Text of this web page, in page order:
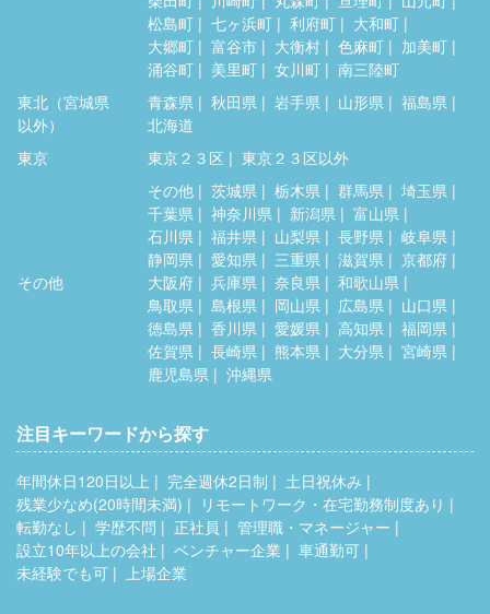
松島町
七ヶ浜町 利府町
大和町
大郷町
富谷市 大衡村 色麻町
加美町
涌谷町
美里町 女川町
南三陸町
東北（宮城県
以外）
青森県 秋田県 岩手県 山形県
福島県
北海道
東京
東京２３区 東京２３区以外
その他
その他 茨城県 栃木県 群馬県
埼玉県
千葉県
神奈川県 新潟県
富山県
石川県
福井県 山梨県 長野県
岐阜県
静岡県
愛知県 三重県 滋賀県
京都府
大阪府
兵庫県 奈良県
和歌山県
鳥取県
島根県 岡山県 広島県
山口県
徳島県
香川県 愛媛県 高知県
福岡県
佐賀県
長崎県 熊本県 大分県
宮崎県
鹿児島県
沖縄県
注目キーワードから探す
年間休日120日以上 完全週休2日制
土日祝休み
残業少なめ(20時間未満)
リモートワーク・在宅勤務制度あり
転勤なし
学歴不問 正社員
管理職・マネージャー
設立10年以上の会社
ベンチャー企業
車通勤可
未経験でも可
上場企業